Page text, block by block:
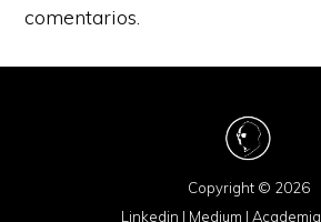
comentarios.
Copyright © 2026
Linkedin | Medium | Academia